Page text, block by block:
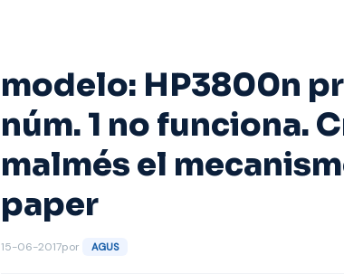
modelo: HP3800n
núm. 1 no funciona.
malmés el
paper
15-06-2017por AGUS